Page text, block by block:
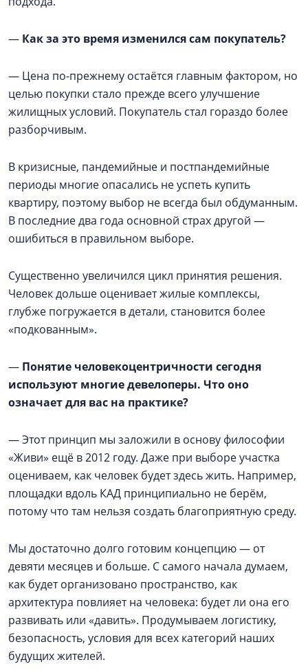
— Как за это время изменился сам покупатель?
— Цена по-прежнему остаётся главным фактором, но
целью покупки стало прежде всего улучшение
жилищных условий. Покупатель стал гораздо более
разборчивым.
В кризисные, пандемийные и постпандемийные
периоды многие опасались не успеть купить
квартиру, поэтому выбор не всегда был обдуманным.
В последние два года основной страх другой —
ошибиться в правильном выборе.
Существенно увеличился цикл принятия решения.
Человек дольше оценивает жилые комплексы,
глубже погружается в детали, становится более
«подкованным».
— Понятие человекоцентричности сегодня
используют многие девелоперы. Что оно
означает для вас на практике?
— Этот принцип мы заложили в основу философии
«Живи» ещё в 2012 году. Даже при выборе участка
оцениваем, как человек будет здесь жить. Например,
площадки вдоль КАД принципиально не берём,
потому что там нельзя создать благоприятную среду.
Мы достаточно долго готовим концепцию — от
девяти месяцев и больше. С самого начала думаем,
как будет организовано пространство, как
архитектура повлияет на человека: будет ли она его
развивать или «давить». Продумываем логистику,
безопасность, условия для всех категорий наших
будущих жителей.